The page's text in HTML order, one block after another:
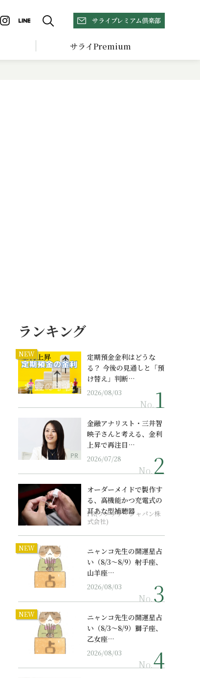
サライプレミアム倶楽部
サライPremium
ランキング
NEW
定期預金金利はどうな
る？ 今後の見通しと「預
け替え」判断…
2026/08/03
No.
PR
金融アナリスト・三井智
映子さんと考える、金利
上昇で再注目…
2026/07/28
No.
オーダーメイドで製作す
る、高機能かつ充電式の
耳あな型補聴器
PR(ソノヴァ・ジャパン株
式会社)
NEW
ニャンコ先生の開運星占
い（8/3～8/9）射手座、
山羊座…
2026/08/03
No.
NEW
ニャンコ先生の開運星占
い（8/3～8/9）獅子座、
乙女座…
2026/08/03
No.